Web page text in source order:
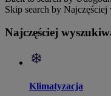
Skip search by
Najczęściej
Klimatyzacja